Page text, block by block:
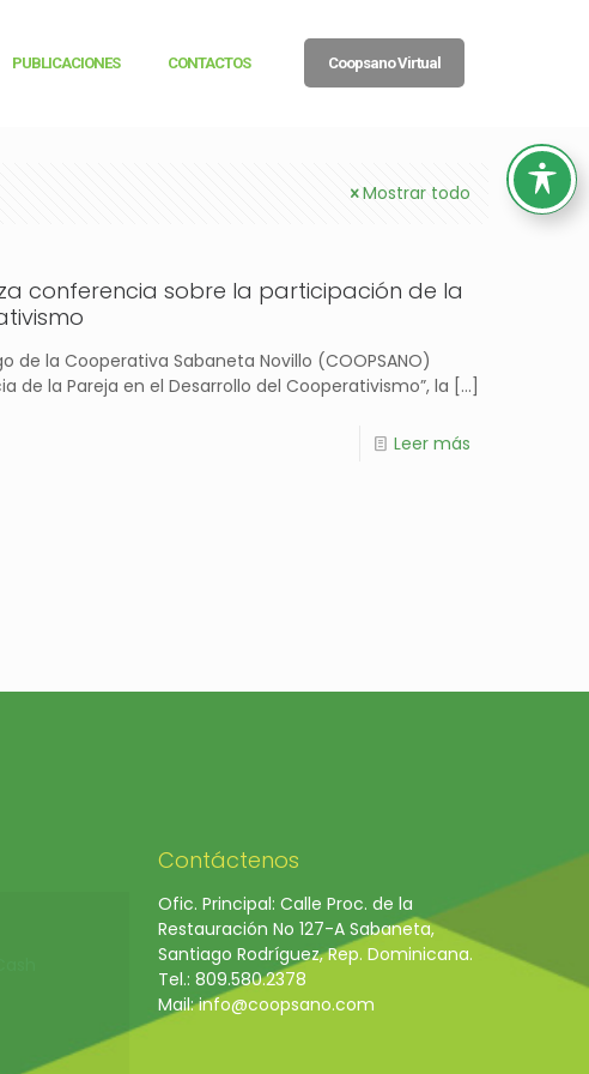
PUBLICACIONES CONTACTOS Coopsano Virtual
Mostrar todo
conferencia sobre la participación de la
de la Cooperativa Sabaneta Novillo (COOPSANO)
la Pareja en el Desarrollo del Cooperativismo”, la […]
Leer más
Contáctenos
Ofic. Principal: Calle Proc. de la
Restauración No 127-A Sabaneta,
Santiago Rodríguez, Rep. Dominicana.
Tel.: 809.580.2378
Mail: info@coopsano.com